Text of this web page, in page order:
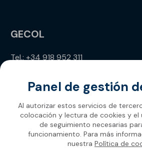
GECOL
Tel.: +34 918 952 311
Panel de gestión
Al autorizar estos servicios de
colocación y lectura de cookies y el
de seguimiento necesarias
funcionamiento. Para más
nuestra Política de